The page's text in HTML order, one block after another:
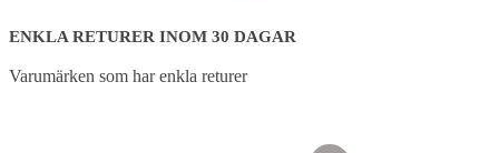
ENKLA RETURER INOM 30 DAGAR
Varumärken som har enkla returer